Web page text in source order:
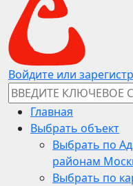
Войдите или
Главная
Выбрать объект
Выбрать по
районам
Выбрать по